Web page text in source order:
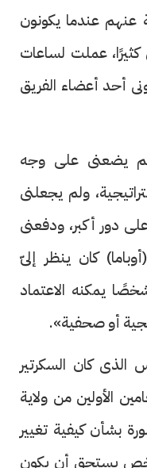
عنهم عندما يكونون
عملت لساعات
أحد أعضاء الفريق
يضعنى على وجه
ولم يجعلنى
دور أكبر، ودفعنى
كان ينظر إلىّ
يمكنه الاعتماد
أو صحفية».
كان السكرتير
الأولين من ولاية
بشأن كيفية تغيير
يستحق أن يكون